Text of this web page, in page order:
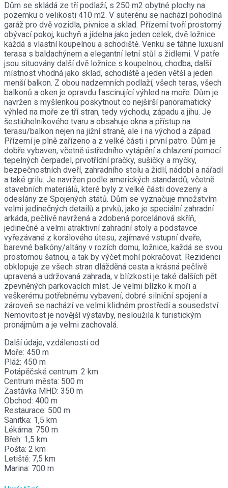
Dům se skládá ze tří podlaží, s 250 m2 obytné plochy na
pozemku o velikosti 410 m2. V suterénu se nachází pohodlná
garáž pro dvě vozidla, pivnice a sklad. Přízemí tvoří prostorný
obývací pokoj, kuchyň a jídelna jako jeden celek, dvě ložnice
každá s vlastní koupelnou a schodiště. Venku se táhne luxusní
terasa s baldachýnem a elegantní letní stůl s židlemi. V patře
jsou situovány další dvě ložnice s koupelnou, chodba, další
místnost vhodná jako sklad, schodiště a jeden větší a jeden
menší balkon. Z obou nadzemních podlaží, všech teras, všech
balkonů a oken je opravdu fascinující výhled na moře. Dům je
navržen s myšlenkou poskytnout co nejširší panoramatický
výhled na moře ze tří stran, tedy východu, západu a jihu. Je
šestiúhelníkového tvaru a obsahuje okna a přístup na
terasu/balkon nejen na jižní straně, ale i na východ a západ.
Přízemí je plně zařízeno a z velké části i první patro. Dům je
dobře vybaven, včetně ústředního vytápění a chlazení pomocí
tepelných čerpadel, prvotřídní pračky, sušičky a myčky,
bezpečnostních dveří, zahradního stolu a židlí, nádobí a nářadí
a také grilu. Je navržen podle amerických standardů, včetně
stavebních materiálů, které byly z velké části dovezeny a
odeslány ze Spojených států. Dům se vyznačuje množstvím
velmi jedinečných detailů a prvků, jako je speciální zahradní
arkáda, pečlivě navržená a zdobená porcelánová skříň,
jedinečné a velmi atraktivní zahradní stoly a podstavce
vyřezávané z korálového útesu, zajímavé vstupní dveře,
barevné balkóny/altány v rozích domu, ložnice, každá se svou
prostornou šatnou, a tak by výčet mohl pokračovat. Rezidenci
obklopuje ze všech stran dlážděná cesta a krásná pečlivě
upravená a udržovaná zahrada, v blízkosti je také dalších pět
zpevněných parkovacích míst. Je velmi blízko k moři a
veškerému potřebnému vybavení, dobré silniční spojení a
zároveň se nachází ve velmi klidném prostředí a sousedství.
Nemovitost je novější výstavby, nesloužila k turistickým
pronájmům a je velmi zachovalá.
Další údaje, vzdálenosti od:
Moře: 450 m
Pláž: 450 m
Potápěčské centrum: 2 km
Centrum města: 500 m
Zastávka MHD: 350 m
Obchod: 400 m
Restaurace: 500 m
Sanitka: 1,5 km
Lékárna: 750 m
Břeh: 1,5 km
Pošta: 2 km
Letiště: 7,5 km
Marina: 700 m